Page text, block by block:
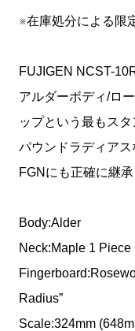
※在庫処分による限
FUJIGEN NCST-
アルダーボディ/ロ
ップという最もス
パウンドラディア
FGNにも正確に継承
Body:Alder
Neck:Maple 1
Radius”
Scale:324mm